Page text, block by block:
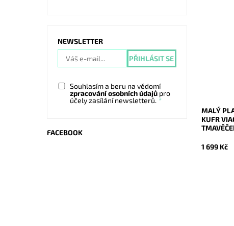
Malý
VIAGIO
pevnější
MALÝ
KUFR
1 699 Kč
Středně
NEWSLETTER
Souhlasím a beru na vědomí
zpracování osobních údajůpro
účely zasílání newsletterů.
FACEBOOK